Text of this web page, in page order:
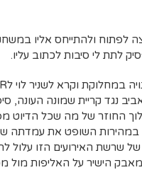
לפתוח ולהתייחס אליו
לתת לי סיבות לכתוב עליו.
נגד קריית שמונה העונה,
החוזר של מה שכל הדיוט
במהירות השופט את עמדתה
של שרשת האירועים הזו עלול
הישיר על האליפות מול